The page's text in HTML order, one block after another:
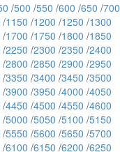
/500 /550 /600 /650 /700
/1150 /1200 /1250 /1300
/1700 /1750 /1800 /1850
/2250 /2300 /2350 /2400
/2800 /2850 /2900 /2950
/3350 /3400 /3450 /3500
/3900 /3950 /4000 /4050
/4450 /4500 /4550 /4600
/5000 /5050 /5100 /5150
/5550 /5600 /5650 /5700
/6100 /6150 /6200 /6250